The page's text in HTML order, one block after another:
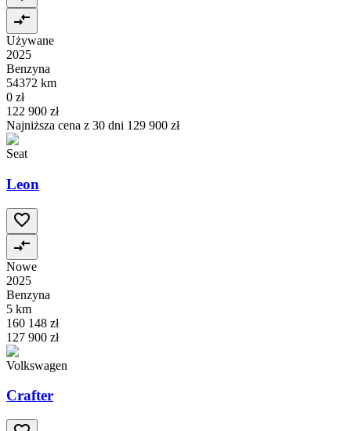
Używane
2025
Benzyna
54372 km
0 zł
122 900 zł
Najniższa cena z 30 dni 129 900 zł
Seat
Leon
Nowe
2025
Benzyna
5 km
160 148 zł
127 900 zł
Volkswagen
Crafter